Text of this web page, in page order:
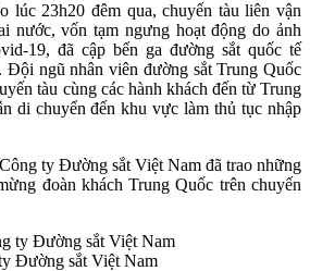
lúc 23h20 đêm qua, chuyến tàu liên vận
nước, vốn tạm ngưng hoạt động do ảnh
19, đã cập bến ga đường sắt quốc tế
ngũ nhân viên đường sắt Trung Quốc
tàu cùng các hành khách đến từ Trung
di chuyển đến khu vực làm thủ tục nhập
ty Đường sắt Việt Nam đã trao những
đoàn khách Trung Quốc trên chuyến
Đường sắt Việt Nam